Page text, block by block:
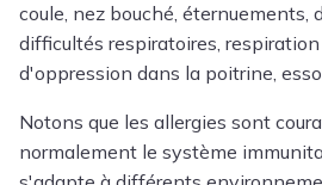
coule, nez bouché, éternuements,
difficultés respiratoires,
d'oppression dans la poitrine,
Notons que les allergies sont
normalement le système